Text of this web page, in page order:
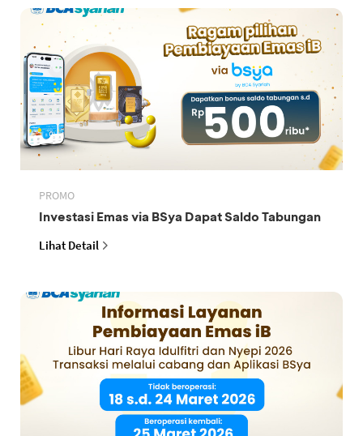
PROMO
Investasi Emas via BSya Dapat Saldo Tabungan
Lihat Detail